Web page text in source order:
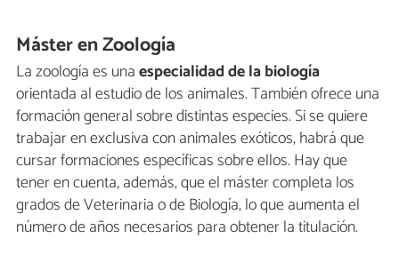
Máster en Zoología
La zoología es unaespecialidad de la biología
orientada al estudio de los animales. También ofrece una
formación general sobre distintas especies. Si se quiere
trabajar en exclusiva con animales exóticos, habrá que
cursar formaciones específicas sobre ellos. Hay que
tener en cuenta, además, que el máster completa los
grados de Veterinaria o de Biología, lo que aumenta el
número de años necesarios para obtener la titulación.